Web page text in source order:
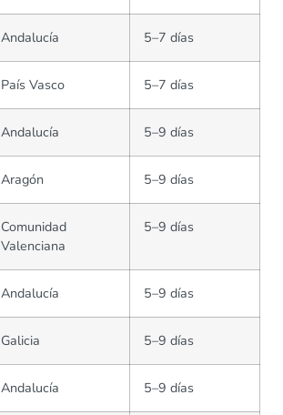
Andalucía 5–7 días
País Vasco 5–7 días
Andalucía 5–9 días
Aragón 5–9 días
Comunidad
Valenciana
5–9 días
Andalucía 5–9 días
Galicia 5–9 días
Andalucía 5–9 días